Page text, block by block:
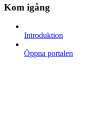
Kom igång
Introduktion
Öppna portalen